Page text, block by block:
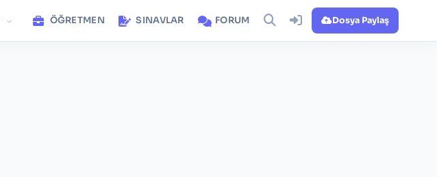
ÖĞRETMEN SINAVLAR FORUM Dosya Paylaş